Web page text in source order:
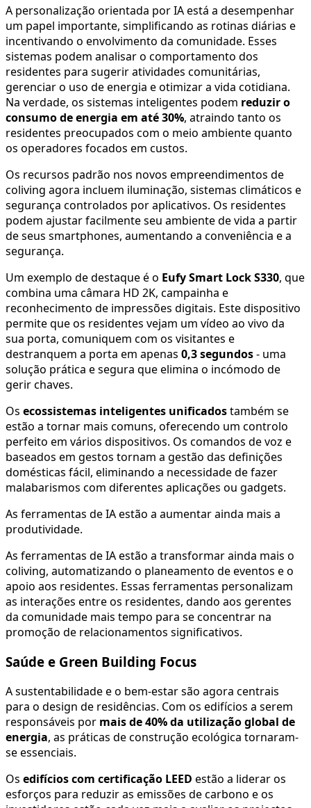
A personalização orientada por IA está a desempenhar
um papel importante, simplificando as rotinas diárias e
incentivando o envolvimento da comunidade. Esses
sistemas podem analisar o comportamento dos
residentes para sugerir atividades comunitárias,
gerenciar o uso de energia e otimizar a vida cotidiana.
Na verdade, os sistemas inteligentes podem reduzir o
consumo de energia em até 30%, atraindo tanto os
residentes preocupados com o meio ambiente quanto
os operadores focados em custos.
Os recursos padrão nos novos empreendimentos de
coliving agora incluem iluminação, sistemas climáticos e
segurança controlados por aplicativos. Os residentes
podem ajustar facilmente seu ambiente de vida a partir
de seus smartphones, aumentando a conveniência e a
segurança.
Um exemplo de destaque é o Eufy Smart Lock S330, que
combina uma câmara HD 2K, campainha e
reconhecimento de impressões digitais. Este dispositivo
permite que os residentes vejam um vídeo ao vivo da
sua porta, comuniquem com os visitantes e
destranquem a porta em apenas 0,3 segundos- uma
solução prática e segura que elimina o incómodo de
gerir chaves.
Os ecossistemas inteligentes unificadostambém se
estão a tornar mais comuns, oferecendo um controlo
perfeito em vários dispositivos. Os comandos de voz e
baseados em gestos tornam a gestão das definições
domésticas fácil, eliminando a necessidade de fazer
malabarismos com diferentes aplicações ou gadgets.
As ferramentas de IA estão a aumentar ainda mais a
produtividade.
As ferramentas de IA estão a transformar ainda mais o
coliving, automatizando o planeamento de eventos e o
apoio aos residentes. Essas ferramentas personalizam
as interações entre os residentes, dando aos gerentes
da comunidade mais tempo para se concentrar na
promoção de relacionamentos significativos.
Saúde e Green Building Focus
A sustentabilidade e o bem-estar são agora centrais
para o design de residências. Com os edifícios a serem
responsáveis por mais de 40% da utilização global de
energia, as práticas de construção ecológica tornaram-
se essenciais.
Os edifícios com certificação LEED estão a liderar os
esforços para reduzir as emissões de carbono e os